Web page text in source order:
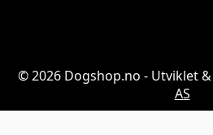
© 2026 Dogshop.no - Utviklet
AS